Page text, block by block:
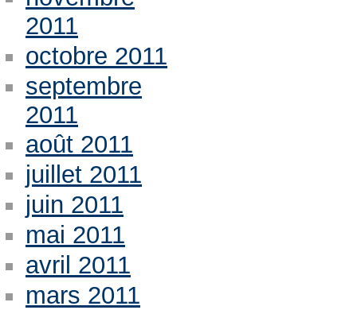
2011
octobre 2011
septembre
2011
août 2011
juillet 2011
juin 2011
mai 2011
avril 2011
mars 2011